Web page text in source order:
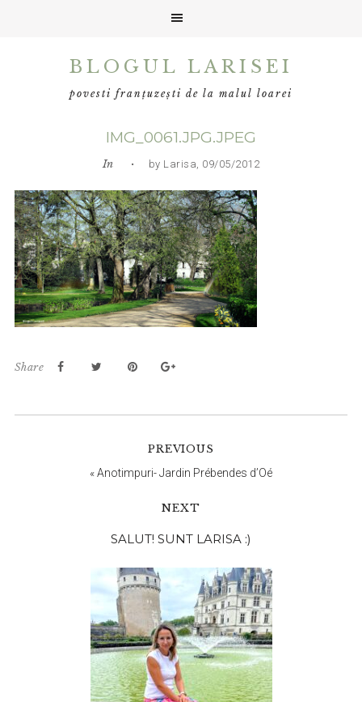
BLOGUL LARISEI
povesti franțuzești de la malul loarei
IMG_0061.JPG.JPEG
In • by Larisa, 09/05/2012
Share
PREVIOUS
«Anotimpuri- Jardin Prébendes d’Oé
NEXT
principală
SALUT! SUNT LARISA :)